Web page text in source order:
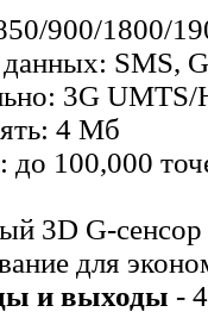
900/1800/
SMS,
3G UMTS/
4 Мб
до 100,000
3D G-сенсор
для
и выходы -